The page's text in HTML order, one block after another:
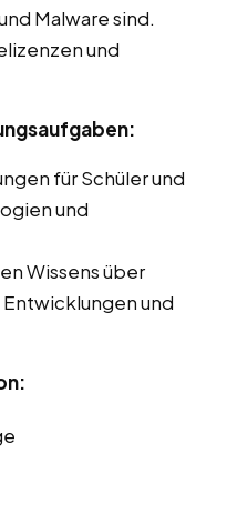
Malware sind.
und
für Schüler und
und
Wissens über
und